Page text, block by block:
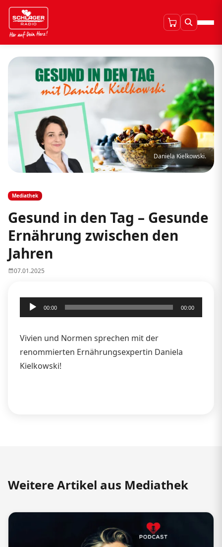
Daniela Kielkowski.
Mediathek
Gesund in den Tag – Gesunde
Ernährung zwischen den
Jahren
07.01.2025
Audio-
Player
00:00 00:00
Vivien und Normen sprechen mit der
renommierten Ernährungsexpertin Daniela
Kielkowski!
Weitere Artikel aus Mediathek